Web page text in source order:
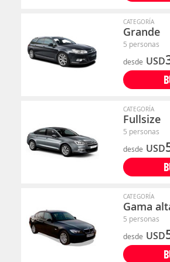
CATEGORÍA
Grande
5 personas
desde USD
CATEGORÍA
Fullsize
5 personas
desde USD
CATEGORÍA
Gama
5 personas
desde USD